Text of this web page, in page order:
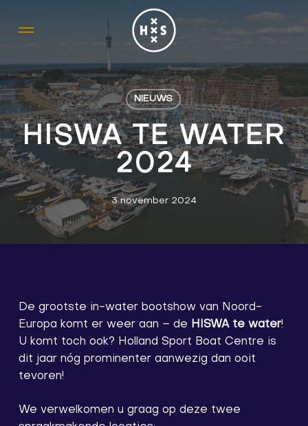
NIEUWS
HISWA TE WATER
2024
3 november 2024
De grootste in-water bootshow van Noord-
Europa komt er weer aan – de HISWA te water!
U komt toch ook? Holland Sport Boat Centre is
dit jaar nóg prominenter aanwezig dan ooit
tevoren!
We verwelkomen u graag op deze twee